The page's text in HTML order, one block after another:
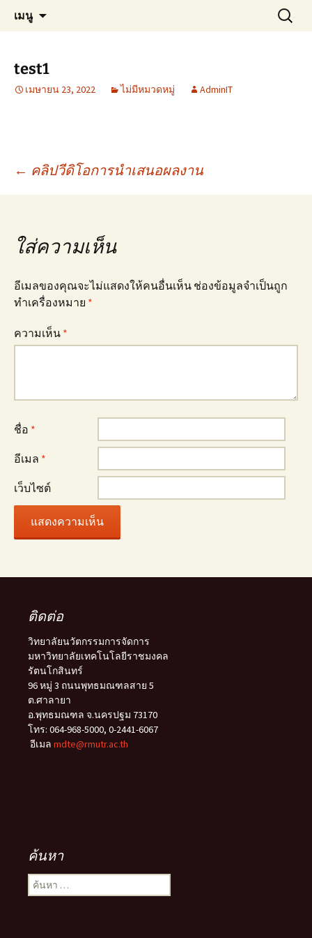
วิทยาลัยนวัตกรรมการจัดการ
การประชุมสัมมนาวิชาการระดับชาติ การ
เปลี่ยนแปลง ครั้งที่ 8 ประจำปี 2569 (MDTE
2026)
เมนู
ค้นหา
สำหรับ:
test1
เมษายน 23, 2022 ไม่มีหมวดหมู่ AdminIT
เมนู
เรื่อง
← คลิปวีดิโอการนำเสนอผลงาน
ใส่ความเห็น
อีเมลของคุณจะไม่แสดงให้คนอื่นเห็น ช่องข้อมูลจำเป็นถูก
ทำเครื่องหมาย *
ความเห็น *
ชื่อ *
อีเมล *
เว็บไซต์
ติดต่อ
วิทยาลัยนวัตกรรมการจัดการ
มหาวิทยาลัยเทคโนโลยีราชมงคล
รัตนโกสินทร์
96 หมู่ 3 ถนนพุทธมณฑลสาย 5
ต.ศาลายา
อ.พุทธมณฑล จ.นครปฐม 73170
โทร: 064-968-5000, 0-2441-6067
อีเมล mdte@rmutr.ac.th
ค้นหา
ค้นหา
สำหรับ: